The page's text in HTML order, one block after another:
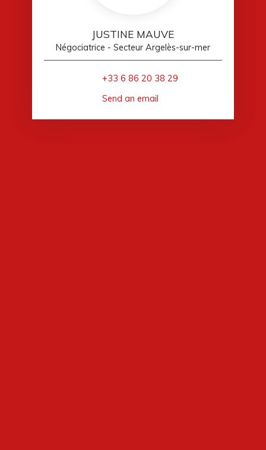
JUSTINE MAUVE
Négociatrice - Secteur Argelès-sur-mer
+33 6 86 20 38 29
Send an email